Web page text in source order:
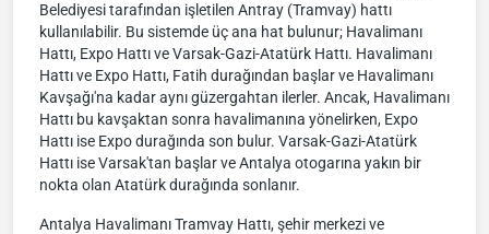
Belediyesi tarafından işletilen Antray (Tramvay) hattı
kullanılabilir. Bu sistemde üç ana hat bulunur; Havalimanı
Hattı, Expo Hattı ve Varsak-Gazi-Atatürk Hattı. Havalimanı
Hattı ve Expo Hattı, Fatih durağından başlar ve Havalimanı
Kavşağı'na kadar aynı güzergahtan ilerler. Ancak, Havalimanı
Hattı bu kavşaktan sonra havalimanına yönelirken, Expo
Hattı ise Expo durağında son bulur. Varsak-Gazi-Atatürk
Hattı ise Varsak'tan başlar ve Antalya otogarına yakın bir
nokta olan Atatürk durağında sonlanır.
Antalya Havalimanı Tramvay Hattı, şehir merkezi ve